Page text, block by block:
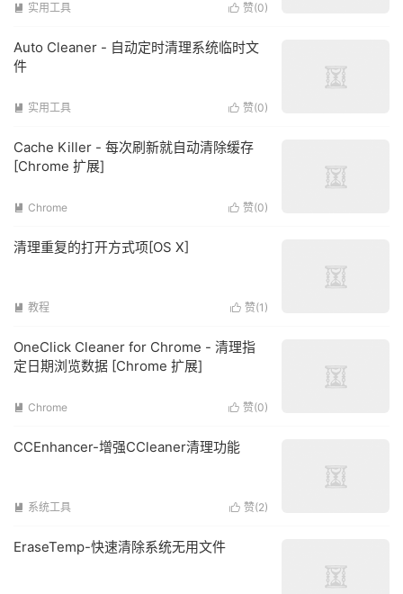
 赞(0)
 实用工具
Auto Cleaner - 自动定时清理系统临时文
件
 赞(0)
 实用工具
Cache Killer - 每次刷新就自动清除缓存
[Chrome 扩展]
 赞(0)
 Chrome
清理重复的打开方式项[OS X]
 赞(1 )
 教程
OneClick Cleaner for Chrome - 清理指
定日期浏览数据 [Chrome 扩展]
 赞(0)
 Chrome
CCEnhancer-增强CCleaner清理功能
 赞(2)
 系统工具
EraseTemp-快速清除系统无用文件